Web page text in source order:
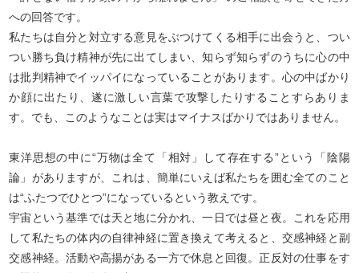
への回答です。
私たちは自分と対立する意見をぶつけてくる相手に出会うと、つい
つい勝ち負け精神が先に出てしまい、知らず知らずのうちに心の中
は批判精神でイッパイになっていることがあります。心の中ばかり
か顔に出たり、遂に激しい言葉で攻撃したりすることすらありま
す。でも、このようなことは実はマイナスばかりではありません。
東洋思想の中に“万物は全て「相対」して存在する”という「陰陽
論」がありますが、これは、簡単にいえば私たちを囲む全てのこと
は“ふたつでひとつ”になっているという教えです。
宇宙という基準では天と地に分かれ、一日では昼と夜。これを応用
して私たちの体内の自律神経に置き換えて考えると、交感神経と副
交感神経。活動や高揚がある一方で休息と回復。正反対の仕事をす